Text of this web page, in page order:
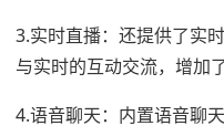
3.实时直播：还提供了实
与实时的互动交流，增加
4.语音聊天：内置语音聊